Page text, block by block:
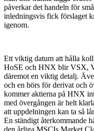
påverkar det handeln för
inledningsvis fick förslaget
igenom.
Ett viktig datum att hålla
HoSE och HNX blir VSX,
däremot en viktig detalj.
och en börs för derivat och
kommer aktierna på HNX
med övergången är helt
att uppdelningen kan ta så
En ständigt återkommande
den årliga MSCIs Market